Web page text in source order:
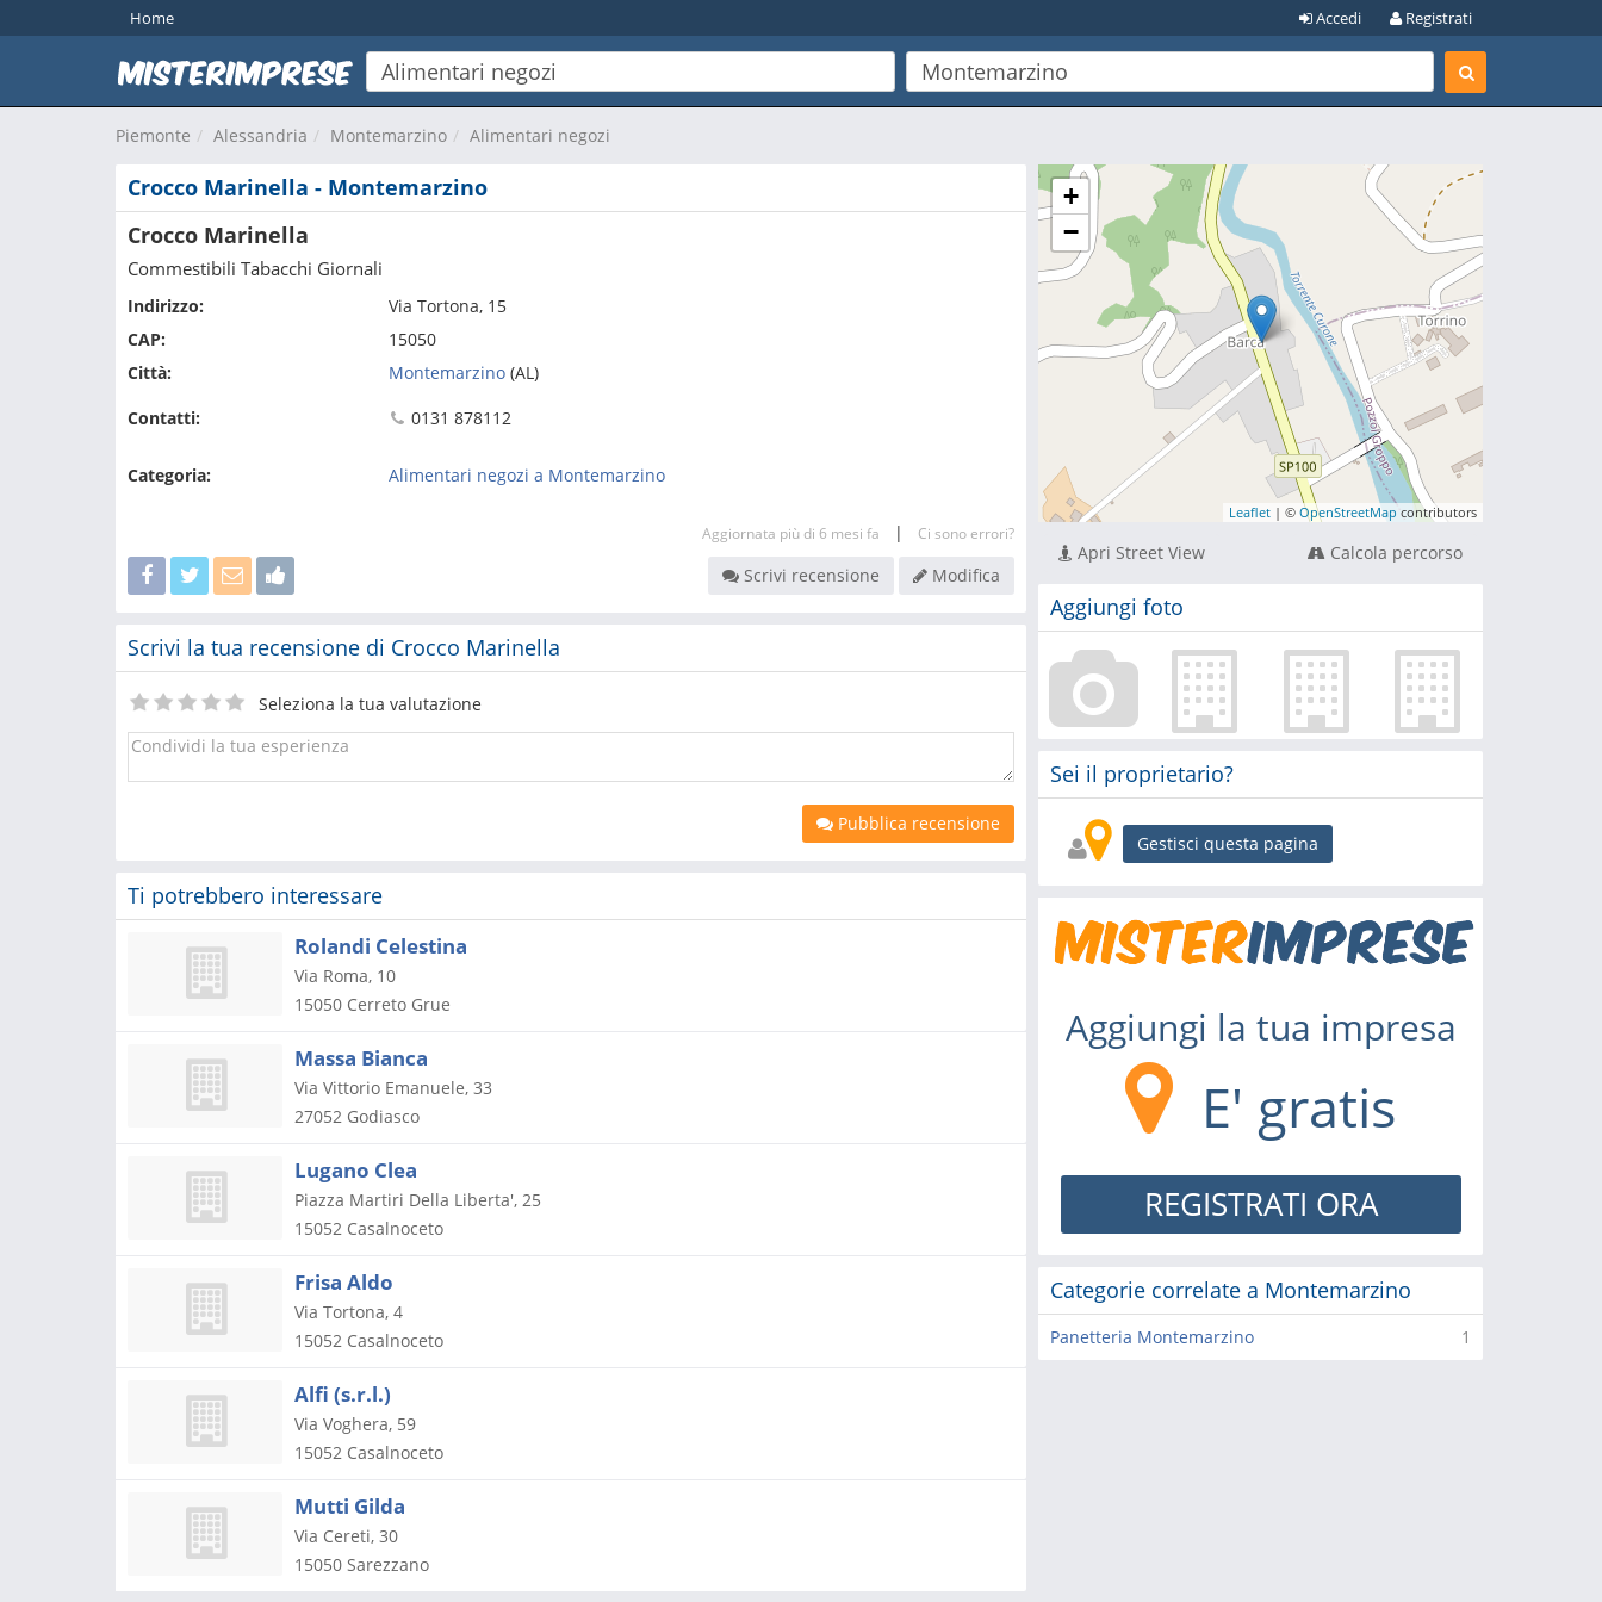
Home Registrati
Accedi
Piemonte Alessandria Montemarzino Alimentari negozi
Crocco Marinella - Montemarzino
Crocco Marinella
Commestibili Tabacchi Giornali
Indirizzo:
Via Tortona, 15
CAP:
15050
Città:
Montemarzino(AL)
Contatti:
0131 878112
Categoria: Alimentari negozi a Montemarzino
Aggiornata più di 6 mesi fa | Ci sono errori?
Scrivi recensione Modifica
Scrivi la tua recensione di Crocco Marinella
Seleziona la tua valutazione
Pubblica recensione
Ti potrebbero interessare
Rolandi Celestina
Via Roma, 10
15050 Cerreto Grue
Massa Bianca
Via Vittorio Emanuele, 33
27052 Godiasco
Lugano Clea
Piazza Martiri Della Liberta', 25
15052 Casalnoceto
Frisa Aldo
Via Tortona, 4
15052 Casalnoceto
Alfi (s.r.l.)
Via Voghera, 59
15052 Casalnoceto
Mutti Gilda
Via Cereti, 30
15050 Sarezzano
+
−
Leaflet | ©OpenStreetMap contributors
Apri Street View Calcola percorso
Aggiungi foto
Sei il proprietario?
Gestisci questa pagina
Aggiungi la tua impresa
E' gratis
REGISTRATI ORA
Categorie correlate a Montemarzino
1
Panetteria Montemarzino